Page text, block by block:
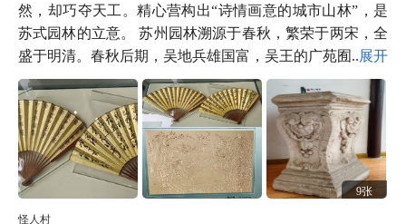
然，却巧夺天工。精心营构出“诗情画意的城市山林”，是
苏式园林的立意。 苏州园林溯源于春秋，繁荣于两宋，全
盛于明清。春秋后期，吴地兵雄国富，吴王的广苑囿...展开
9张
怪人村